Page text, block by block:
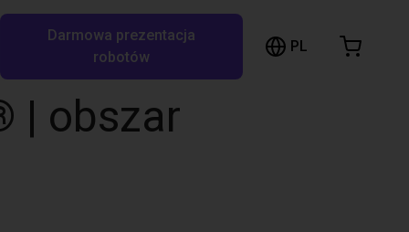
w RBTX…
Darmowa prezentacja
robotów
PL
| obszar
sklepowy
Przeglądaj ofertę